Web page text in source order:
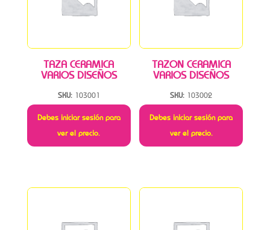
TAZA CERAMICA
VARIOS DISEÑOS
SKU: 103001
Debes iniciar sesión para
ver el precio.
TAZON CERAMICA
VARIOS DISEÑOS
SKU: 103002
Debes iniciar sesión para
ver el precio.